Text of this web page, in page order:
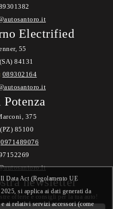
Electrified
55
84131
089302164
Potenza
375
85100
0971489076
newsletter
offerte e consigli per la tua auto!
Data Act (Regolamento UE
si applica ai dati generati da
ai relativi servizi accessori (come